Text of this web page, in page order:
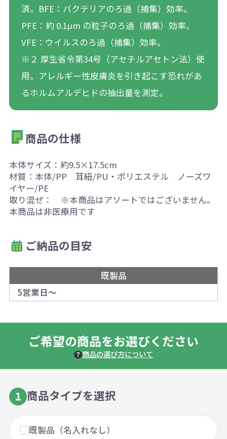
済。BFE：バクテリアのろ過（捕集）効率。
PFE：約 0.1μm の粒子のろ過（捕集）効率。
VFE：ウイルスのろ過（捕集）効率。
※２ 厚生省令第34号（アセチルアセトン法）使
用。アレルギー性皮膚炎を引き起こす恐れがあ
るホルムアルデヒドの抽出量を測定。
商品の仕様
本体サイズ：約9.5×17.5cm
材質：本体/PP 耳紐/PU・ポリエステル ノーズワ
イヤー/PE
取り混ぜ： ※本商品はアソートではございません。
本商品は非医療用です
ご納品の目安
既製品
5営業日～
ご希望の商品をお選びください
商品の選び方について
1 商品タイプを選択
既製品（名入れなし）